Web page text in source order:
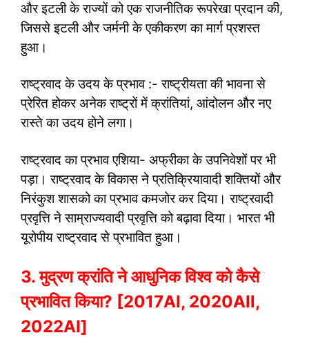
और इटली के राज्यों को एक राजनीतिक रूपरेखा प्रदान की,
जिससे इटली और जर्मनी के एकीकरण का मार्ग प्रशस्त
हुआ।
राष्ट्रवाद के उदय के प्रभाव :- राष्ट्रीयता की भावना से
प्रेरित होकर अनेक राष्ट्रों में क्रांतियां, आंदोलन और नए
रास्ते का उदय होने लगा।
राष्ट्रवाद का प्रभाव एशिया- अफ्रीका के उपनिवेशों पर भी
पड़ा। राष्ट्रवाद के विकास ने प्रतिक्रियावादी शक्तियों और
निरंकुश शासको का प्रभाव कमजोर कर दिया। राष्ट्रवादी
प्रवृत्ति ने साम्राज्यवादी प्रवृत्ति को बढ़ावा दिया। भारत भी
यूरोपीय राष्ट्रवाद से प्रभावित हुआ।
3. मुद्रण क्रांति ने आधुनिक विश्व को कैसे
प्रभावित किया? [2017AI, 2020All,
2022AI]